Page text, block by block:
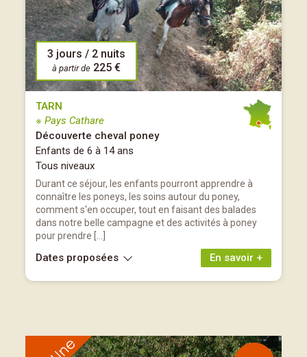
3 jours / 2 nuits
à partir de 225 €
TARN
※ Pays Cathare
Découverte cheval poney
Enfants de 6 à 14 ans
Tous niveaux
Durant ce séjour, les enfants pourront apprendre à
connaître les poneys, les soins autour du poney,
comment s'en occuper, tout en faisant des balades
dans notre belle campagne et des activités à poney
pour prendre […]
En savoir +
Dates proposées